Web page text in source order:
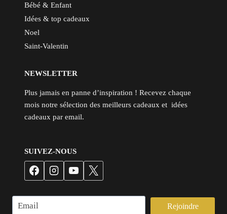
Bébé & Enfant
Idées & top cadeaux
Noel
Saint-Valentin
NEWSLETTER
Plus jamais en panne d’inspiration ! Recevez chaque
mois notre sélection des meilleurs cadeaux et idées
cadeaux par email.
SUIVEZ-NOUS
Rejoindre